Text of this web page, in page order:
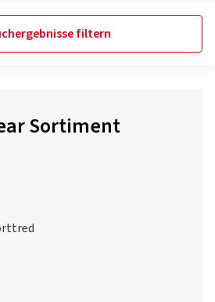
filtern
Sortiment